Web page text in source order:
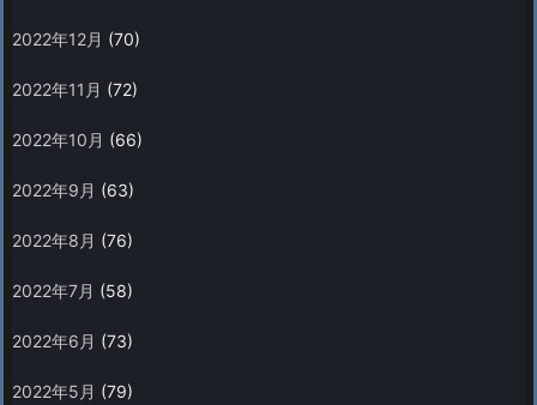
2022年12月 (70)
2022年11月 (72)
2022年10月 (66)
2022年9月 (63)
2022年8月 (76)
2022年7月 (58)
2022年6月 (73)
2022年5月 (79)